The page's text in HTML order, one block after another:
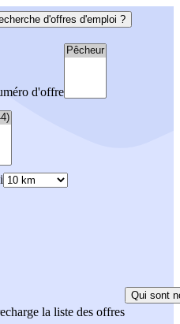
d'offres d'emploi ?
d'offre
la liste des offres
Qui sont